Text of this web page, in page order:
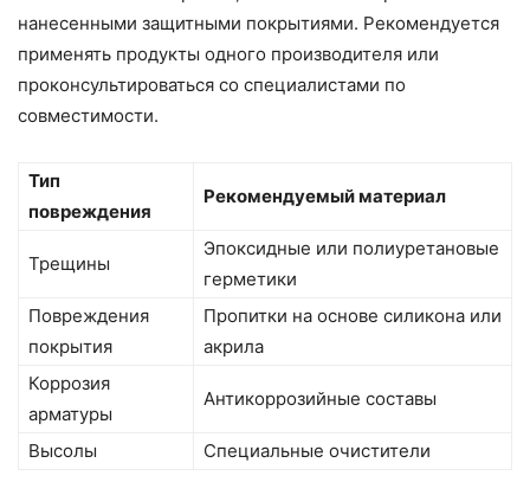
нанесенными защитными покрытиями. Рекомендуется
применять продукты одного производителя или
проконсультироваться со специалистами по
совместимости.
Тип
повреждения
Рекомендуемый материал
Трещины
Эпоксидные или полиуретановые
герметики
Повреждения
покрытия
Пропитки на основе силикона или
акрила
Коррозия
арматуры
Антикоррозийные составы
Высолы Специальные очистители